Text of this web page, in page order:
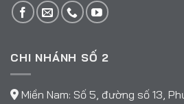
CHI NHÁNH SỐ 2
Miền Nam: Số 5, đường số 13,